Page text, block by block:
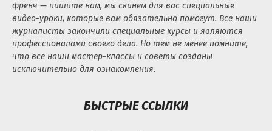
френч — пишите нам, мы скинем для вас специальные
видео-уроки, которые вам обязательно помогут. Все наши
журналисты закончили специальные курсы и являются
профессионалами своего дела. Но тем не менее помните,
что все наши мастер-классы и советы созданы
исключительно для ознакомления.
БЫСТРЫЕ ССЫЛКИ